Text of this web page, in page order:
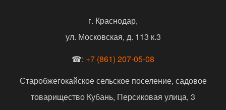
г. Краснодар,
ул. Московская, д. 113 к.3
☎: +7 (861) 207-05-08
Старобжегокайское сельское поселение, садовое
товарищество Кубань, Персиковая улица, 3